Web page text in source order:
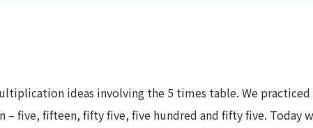
ideas involving the 5 times table. We
– five, fifteen, fifty five, five hundred and fifty five. Today